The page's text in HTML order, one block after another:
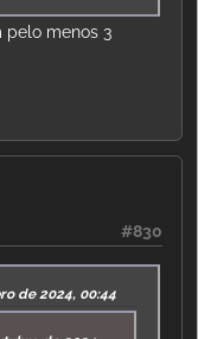
pelo menos 3
#830
de 2024, 00:44